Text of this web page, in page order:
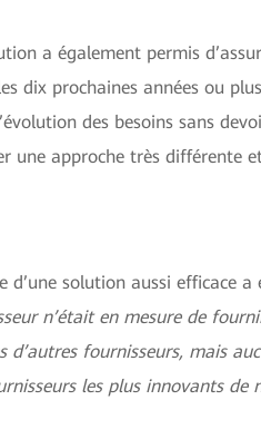
a également permis
dix prochaines années ou
des besoins sans
une approche très différente
d’une solution aussi efficace
n’était en mesure de
fournisseurs, mais
les plus innovants de